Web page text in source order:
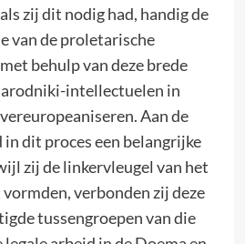
zij dit nodig had, handig de
van de proletarische
behulp van deze brede
intellectuelen in
Aan de
dit proces een belangrijke
zij de linkervleugel van het
verbonden zij deze
tussengroepen van die